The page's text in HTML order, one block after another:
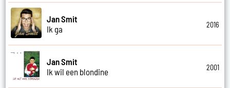
Jan Smit
Ik ga
2016
Jan Smit
Ik wil een blondine
2001